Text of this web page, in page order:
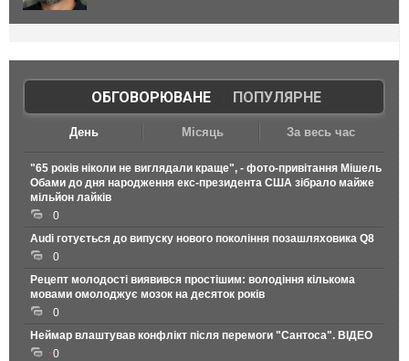
ОБГОВОРЮВАНЕ| ПОПУЛЯРНЕ
День Місяць За весь час
"65 років ніколи не виглядали краще", - фото-привітання Мішель
Обами до дня народження екс-президента США зібрало майже
мільйон лайків
0
Audi готується до випуску нового покоління позашляховика Q8
0
Рецепт молодості виявився простішим: володіння кількома
мовами омолоджує мозок на десяток років
0
Неймар влаштував конфлікт після перемоги "Сантоса". ВІДЕО
0